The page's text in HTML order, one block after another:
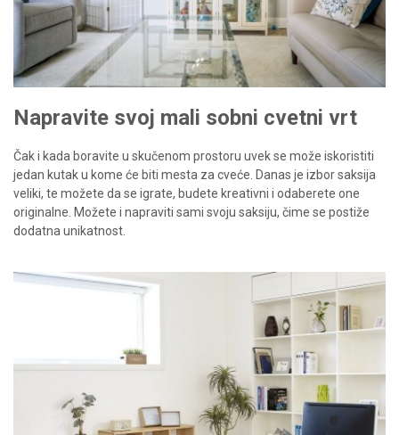
Napravite svoj mali sobni cvetni vrt
Čak i kada boravite u skučenom prostoru uvek se može iskoristiti
jedan kutak u kome će biti mesta za cveće. Danas je izbor saksija
veliki, te možete da se igrate, budete kreativni i odaberete one
originalne. Možete i napraviti sami svoju saksiju, čime se postiže
dodatna unikatnost.